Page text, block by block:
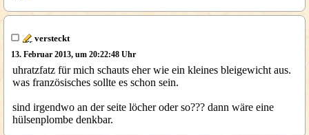
versteckt
13. Februar 2013, um 20:22:48 Uhr
uhratzfatz für mich schauts eher wie ein kleines bleigewicht aus.
was französisches sollte es schon sein.
sind irgendwo an der seite löcher oder so??? dann wäre eine
hülsenplombe denkbar.